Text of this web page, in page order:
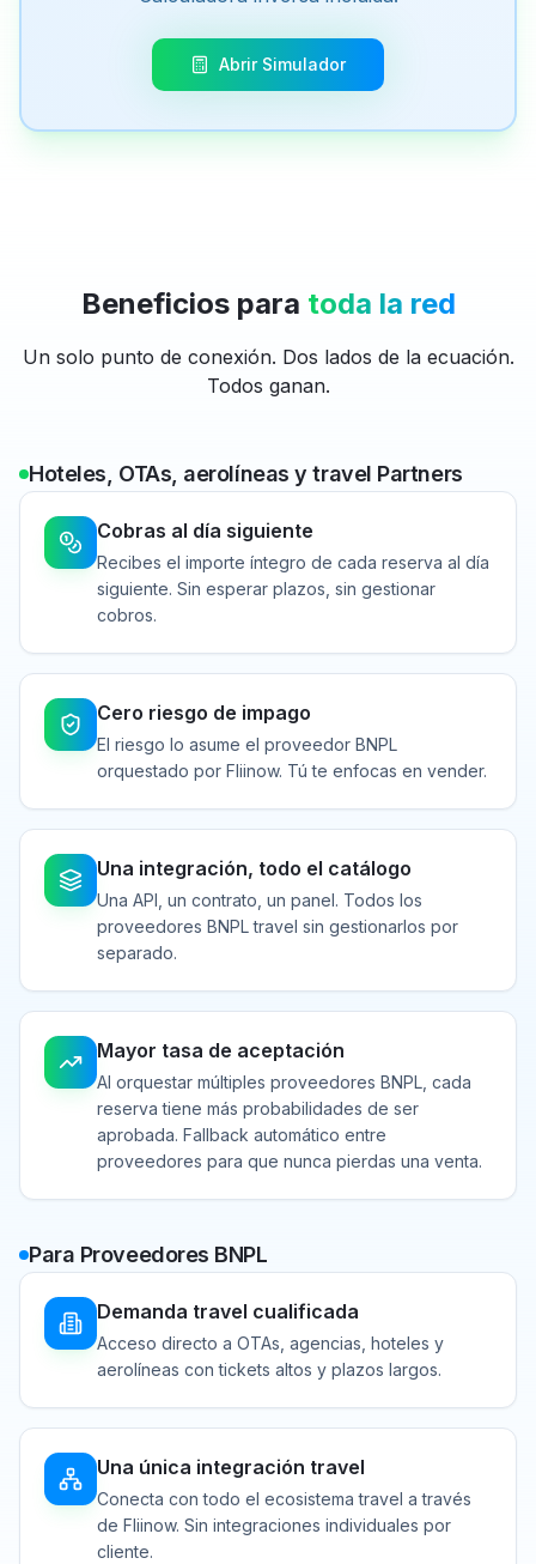
Abrir Simulador
Beneficios para toda la red
Un solo punto de conexión. Dos lados de la ecuación.
Todos ganan.
Hoteles, OTAs, aerolíneas y travel Partners
Cobras al día siguiente
Recibes el importe íntegro de cada reserva al día
siguiente. Sin esperar plazos, sin gestionar
cobros.
Cero riesgo de impago
El riesgo lo asume el proveedor BNPL
orquestado por Fliinow. Tú te enfocas en vender.
Una integración, todo el catálogo
Una API, un contrato, un panel. Todos los
proveedores BNPL travel sin gestionarlos por
separado.
Mayor tasa de aceptación
Al orquestar múltiples proveedores BNPL, cada
reserva tiene más probabilidades de ser
aprobada. Fallback automático entre
proveedores para que nunca pierdas una venta.
Para Proveedores BNPL
Demanda travel cualificada
Acceso directo a OTAs, agencias, hoteles y
aerolíneas con tickets altos y plazos largos.
Una única integración travel
Conecta con todo el ecosistema travel a través
de Fliinow. Sin integraciones individuales por
cliente.